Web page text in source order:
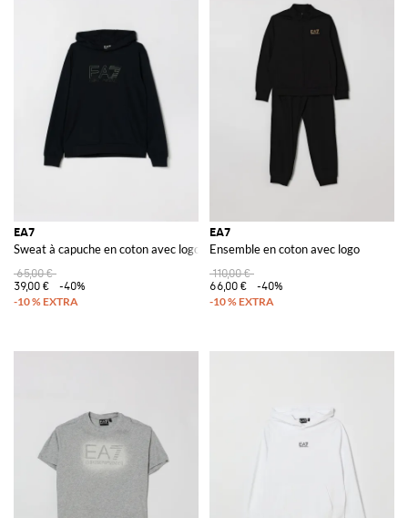
EA7
Sweat à capuche en coton avec logo
65,00 €
39,00 €
-40%
EA7
Ensemble en coton avec logo
110,00 €
66,00 €
-40%